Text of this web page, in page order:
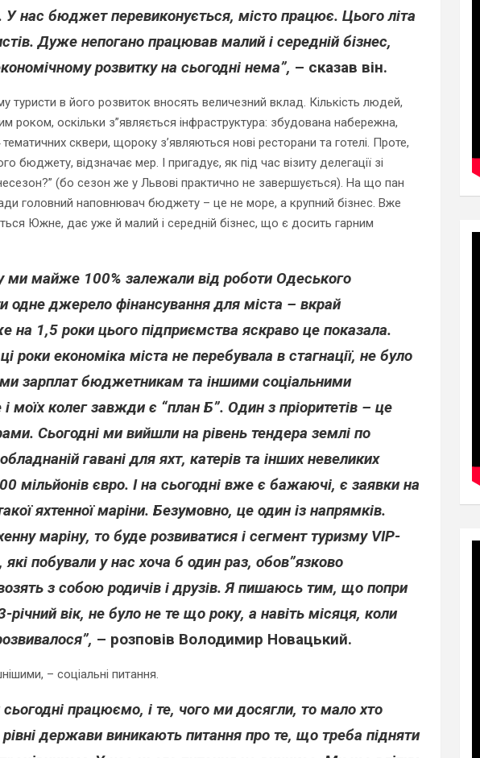
нас бюджет перевиконується, місто працює. Цього літа
Дуже непогано працював малий і середній бізнес,
розвитку на сьогодні нема”, – сказав він.
туристи в його розвиток вносять величезний вклад. Кількість людей,
оскільки з”являється інфраструктура: збудована набережна,
сквери, щороку з’являються нові ресторани та готелі. Проте,
бюджету, відзначає мер. І пригадує, як під час візиту делегації зі
(бо сезон же у Львові практично не завершується). На що пан
головний наповнювач бюджету – це не море, а крупний бізнес. Вже
Южне, дає уже й малий і середній бізнес, що є досить гарним
майже 100% залежали від роботи Одеського
одне джерело фінансування для міста – вкрай
на 1,5 роки цього підприємства яскраво це показала.
роки економіка міста не перебувала в стагнації, не було
зарплат бюджетникам та іншими соціальними
колег завжди є “план Б”. Один з пріоритетів – це
Сьогодні ми вийшли на рівень тендера землі по
гавані для яхт, катерів та інших невеликих
мільйонів євро. І на сьогодні вже є бажаючі, є заявки на
яхтенної маріни. Безумовно, це один із напрямків.
маріну, то буде розвиватися і сегмент туризму VIP-
побували у нас хоча б один раз, обов”язково
з собою родичів і друзів. Я пишаюсь тим, що попри
вік, не було не те що року, а навіть місяця, коли
– розповів Володимир Новацький.
– соціальні питання.
працюємо, і те, чого ми досягли, то мало хто
держави виникають питання про те, що треба підняти